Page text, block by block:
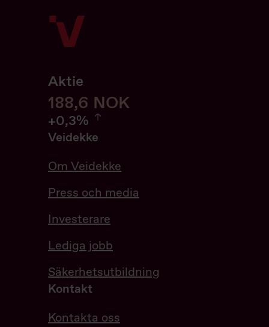
Aktie
188,6 NOK188,6
+0,3%
0.32%
Veidekke
Om Veidekke
Press och media
Investerare
Lediga jobb
Säkerhetsutbildning
Kontakt
Kontakta oss